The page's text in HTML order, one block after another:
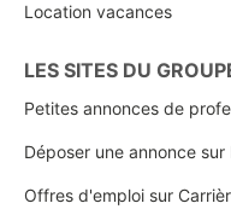
Location vacances
LES SITES DU
Petites annonces de
Déposer une annonce sur
Offres d'emploi sur